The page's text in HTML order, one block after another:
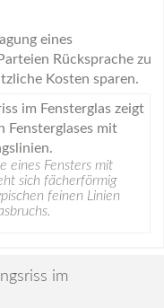
eines
Rücksprache zu
Kosten sparen.
eines Fensters mit
sich fächerförmig
feinen Linien
im